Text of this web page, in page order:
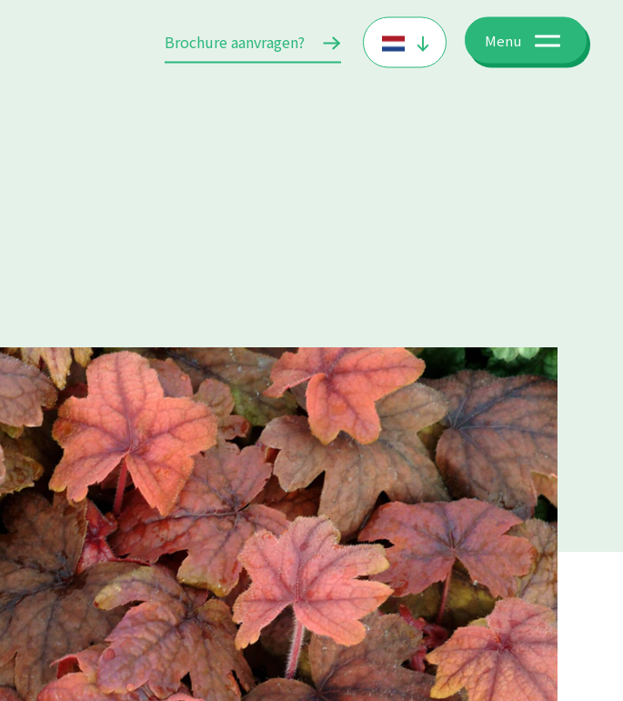
Brochure aanvragen? Menu